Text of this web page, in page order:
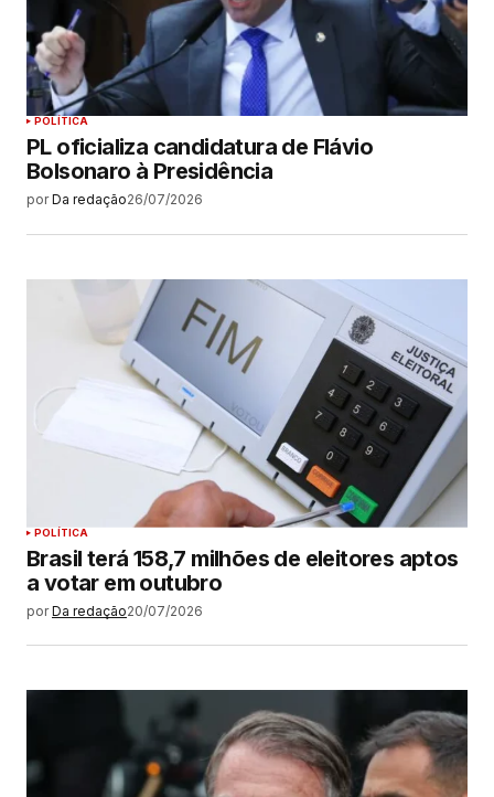
POLÍTICA
PL oficializa candidatura de Flávio
Bolsonaro à Presidência
por Da redação26/07/2026
POLÍTICA
Brasil terá 158,7 milhões de eleitores aptos
a votar em outubro
por Da redação20/07/2026